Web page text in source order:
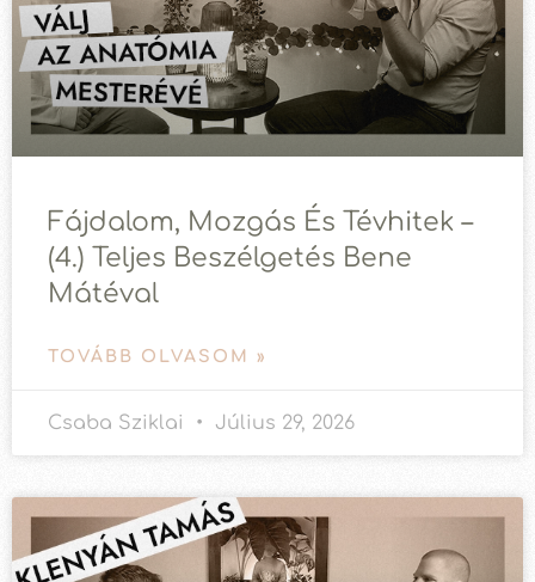
Fájdalom, Mozgás És Tévhitek –
(4.) Teljes Beszélgetés Bene
Mátéval
TOVÁBB OLVASOM »
Csaba Sziklai Július 29, 2026